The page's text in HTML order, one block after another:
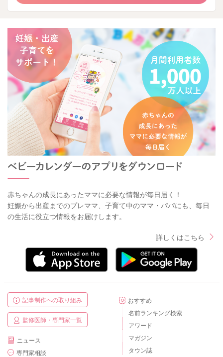
赤ちゃんの成長にあったママに必要な情報が毎日届く！
妊娠から出産までのプレママ、子育て中のママ・パパにも、毎日
の生活に役立つ情報をお届けします。
詳しくはこちら
記事制作への取り組み
監修医師・専門家一覧
ニュース
専門家相談
おすすめ
名前ランキング検索
アワード
マガジン
タウン誌